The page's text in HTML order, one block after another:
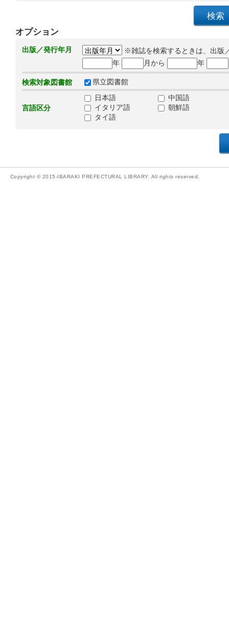
オプション
出版／発行年月
※雑誌を検索するときは、出版
年
月から 年
検索対象図書館 県立図書館
言語区分
日本語
中国語
イタリア語
朝鮮語
タイ語
Copyright © 2015-IBARAKI PREFECTURAL LIBRARY. All rights reserved.